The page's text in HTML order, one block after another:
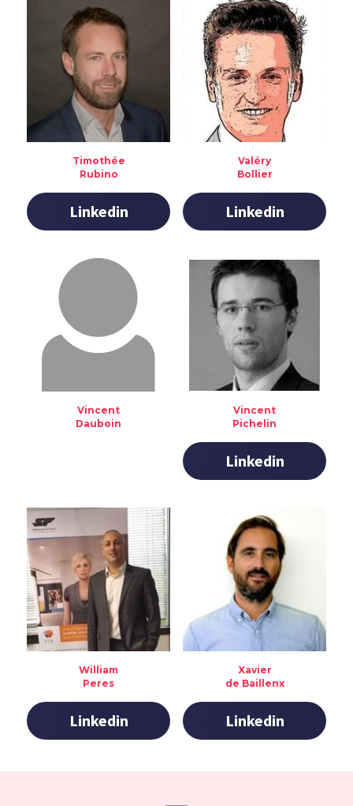
Timothée
Rubino
Linkedin
Valéry
Bollier
Linkedin
Vincent
Dauboin
Vincent
Pichelin
Linkedin
William
Peres
Linkedin
Xavier
de Baillenx
Linkedin